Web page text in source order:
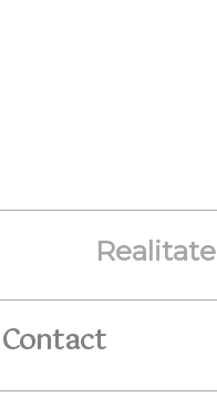
Contact